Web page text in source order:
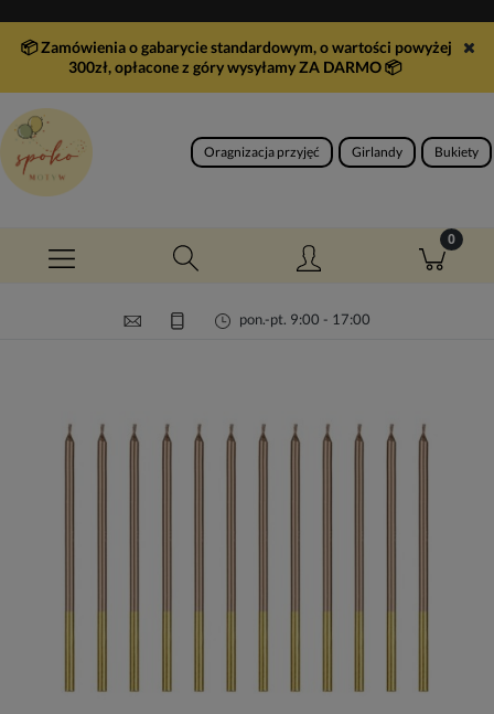
📦 Zamówienia o gabarycie standardowym, o wartości powyżej
300zł, opłacone z góry wysyłamy ZA DARMO📦
Oragnizacja przyjęć Girlandy Bukiety
pon.-pt. 9:00 - 17:00